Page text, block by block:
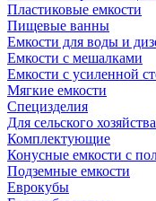
Пластиковые емкости
Пищевые ванны
Емкости для воды и
Емкости с мешалками
Емкости с усиленной
Мягкие емкости
Специзделия
Для сельского хозяйства
Комплектующие
Конусные емкости с
Подземные емкости
Еврокубы